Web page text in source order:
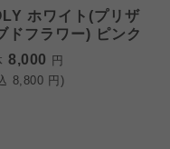
ホワイト(プリザ
ドフラワー) ピンク
8,000 円
8,800 円)